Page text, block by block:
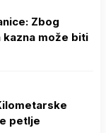
Zbog
može biti
petlje